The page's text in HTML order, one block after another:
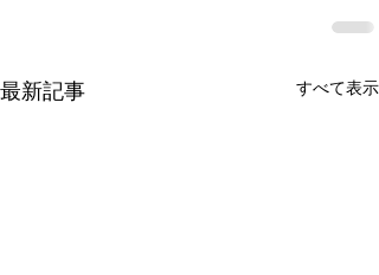
最新記事 すべて表示